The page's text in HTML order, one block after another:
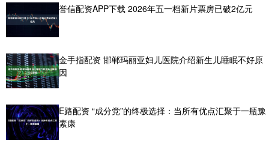
誉信配资APP下载 2026年五一档新片票房已破2亿元
金手指配资 邯郸玛丽亚妇儿医院介绍新生儿睡眠不好原
因
E路配资 “成分党”的终极选择：当所有优点汇聚于一瓶豫
素康